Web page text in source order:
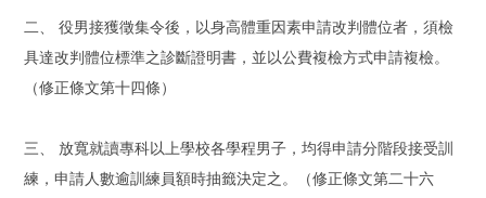
二、 役男接獲徵集令後，以身高體重因素申請改判體位者，須檢
具達改判體位標準之診斷證明書，並以公費複檢方式申請複檢。
（修正條文第十四條）
三、 放寬就讀專科以上學校各學程男子，均得申請分階段接受訓
練，申請人數逾訓練員額時抽籤決定之。（修正條文第二十六